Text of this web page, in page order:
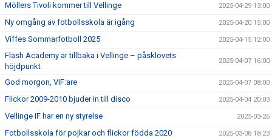
Möllers Tivoli kommer till Vellinge 2025-04-29 13:00
Ny omgång av fotbollsskola är igång 2025-04-20 15:00
Viffes Sommarfotboll 2025 2025-04-15 12:00
Flash Academy är tillbaka i Vellinge – påsklovets
höjdpunkt
2025-04-07 16:00
God morgon, VIF:are 2025-04-07 08:00
Flickor 2009-2010 bjuder in till disco 2025-04-04 20:03
Vellinge IF har en ny styrelse 2025-03-26
Fotbollsskola för pojkar och flickor födda 2020 2025-03-08 18:23